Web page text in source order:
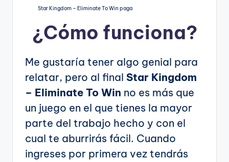
Star Kingdom – Eliminate To Win paga
¿Cómo funciona?
Me gustaría tener algo genial para
relatar, pero al final Star Kingdom
– Eliminate To Win no es más que
un juego en el que tienes la mayor
parte del trabajo hecho y con el
cual te aburrirás fácil. Cuando
ingreses por primera vez tendrás